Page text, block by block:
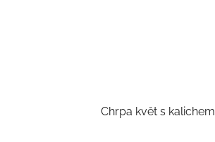
Chrpa květ s kalichem